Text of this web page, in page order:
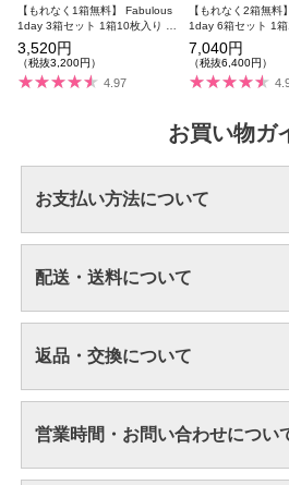
【もれなく1箱無料】 Fabulous
1day 3箱セット 1箱10枚入り 合
計30枚
3,520円
（税抜3,200円）
4.97
【もれなく2箱無料
1day 6箱セット 1
計60枚
7,040円
（税抜6,400円）
お買い物ガ
お支払い方法について
配送・送料について
返品・交換について
営業時間・お問い合わせについ